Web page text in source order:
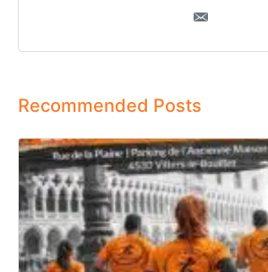
Recommended Posts